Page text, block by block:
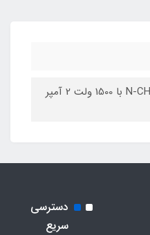
2SK1413 یک ماسفت N-CHannel با 1500 ولت 2 آمپر
دسترسی
سریع